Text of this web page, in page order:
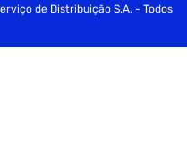
de Distribuição S.A. - Todos